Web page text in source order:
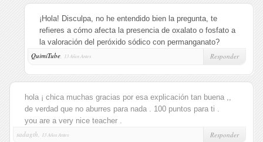
¡Hola! Disculpa, no he entendido bien la pregunta, te
refieres a cómo afecta la presencia de oxalato o fosfato a
la valoración del peróxido sódico con permanganato?
QuimiTube, 13 Años Antes Responder
hola ¡ chica muchas gracias por esa explicación tan buena ,,
de verdad que no aburres para nada . 100 puntos para ti .
you are a very nice teacher .
sadagth,
13 Años Antes Responder